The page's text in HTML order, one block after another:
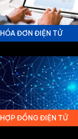
HÓA ĐƠN ĐIỆN TỬ
HỢP ĐỒNG ĐIỆN TỬ